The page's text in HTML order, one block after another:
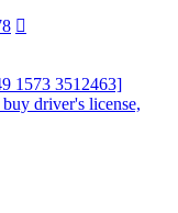
1573 3512463]
driver's license,